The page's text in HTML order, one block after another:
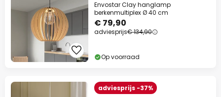
Envostar Clay hanglamp
berkenmultiplex Ø 40 cm
€ 79,90
adviesprijs€ 134,90
Op voorraad
adviesprijs -37%